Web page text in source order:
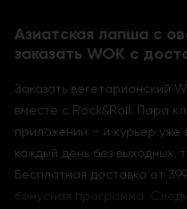
Азиатская лапша с
заказать WOK с
Заказать вегетарианский
вместе с Rock&Roll. Пара
приложении – и курьер уже
каждый день без выходных,
Бесплатная доставка от
бонусная программа.